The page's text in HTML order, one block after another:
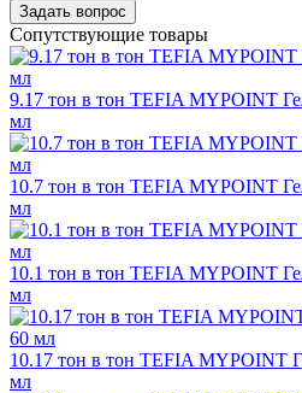
Задать вопрос
Сопутствующие товары
9.17 тон в тон TEFIA MYPOINT
мл
10.7 тон в тон TEFIA MYPOINT
мл
10.1 тон в тон TEFIA MYPOINT
мл
10.17 тон в тон TEFIA MYPOINT
мл